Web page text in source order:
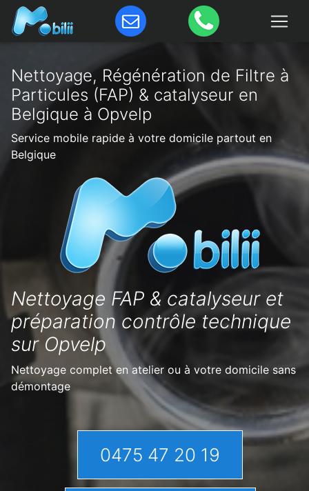
Nettoyage, Régénération de Filtre à
Particules (FAP) & catalyseur en
Belgique à Opvelp
Service mobile rapide à votre domicile partout en
Belgique
Nettoyage FAP & catalyseur et
préparation contrôle technique
sur Opvelp
Nettoyage complet en atelier ou à votre domicile sans
démontage
0475 47 20 19